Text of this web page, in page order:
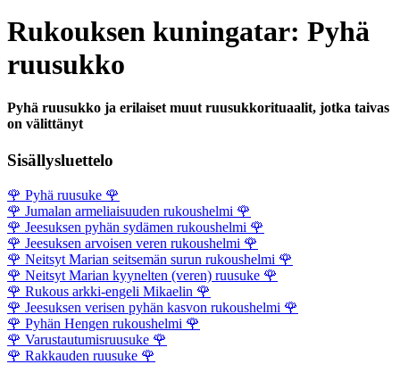
Rukouksen kuningatar: Pyhä
ruusukko
Pyhä ruusukko ja erilaiset muut ruusukkorituaalit, jotka taivas
on välittänyt
Sisällysluettelo
🌹 Pyhä ruusuke 🌹
🌹 Jumalan armeliaisuuden rukoushelmi 🌹
🌹 Jeesuksen pyhän sydämen rukoushelmi 🌹
🌹 Jeesuksen arvoisen veren rukoushelmi 🌹
🌹 Neitsyt Marian seitsemän surun rukoushelmi 🌹
🌹 Neitsyt Marian kyynelten (veren) ruusuke 🌹
🌹 Rukous arkki-engeli Mikaelin 🌹
🌹 Jeesuksen verisen pyhän kasvon rukoushelmi 🌹
🌹 Pyhän Hengen rukoushelmi 🌹
🌹 Varustautumisruusuke 🌹
🌹 Rakkauden ruusuke 🌹